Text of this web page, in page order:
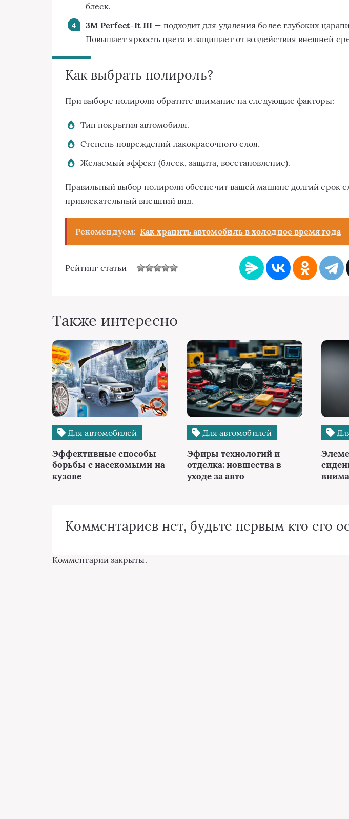
блеск.
3M Perfect-It III — подходит для удаления более глубоких
Повышает яркость цвета и защищает от воздействия внешней
Как выбрать полироль?
При выборе полироли обратите внимание на следующие факторы:
Тип покрытия автомобиля.
Степень повреждений лакокрасочного слоя.
Желаемый эффект (блеск, защита, восстановление).
Правильный выбор полироли обеспечит вашей машине долгий срок
привлекательный внешний вид.
Рекомендуем: Как хранить автомобиль в холодное время года
Рейтинг статьи
Также интересно
Для автомобилей
Эффективные способы
борьбы с насекомыми на
кузове
Для автомобилей
Эфиры технологий и
отделка: новшества в
уходе за авто
Комментариев нет, будьте первым кто его
Комментарии закрыты.